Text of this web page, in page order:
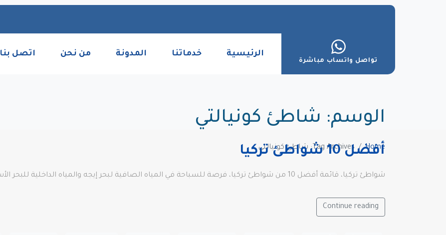
تواصل واتساب مباشرة
الرئيسية خدماتنا المدونة من نحن اتصل بنا
الوسم: شاطئ كونيالتي
Home Tag Archives: شاطئ كونيالتيأفضل 10 شواطئ تركيا
شواطئ تركيا، قائمة أفضل 10 من شواطئ تركيا، فرصة للسباحة في المياه الصافية لبحر إيجه والمياه الداخلية للبحر الأسود والأزرق الصافي المبهر
Continue reading